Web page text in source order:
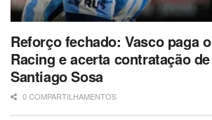
Reforço fechado: Vasco paga o
Racing e acerta contratação de
Santiago Sosa
0 COMPARTILHAMENTOS